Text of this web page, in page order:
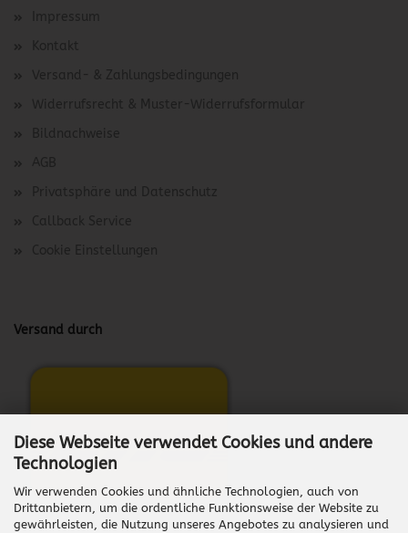
Diese Webseite verwendet Cookies und andere
Technologien
Wir verwenden Cookies und ähnliche Technologien, auch von
Drittanbietern, um die ordentliche Funktionsweise der Website zu
gewährleisten, die Nutzung unseres Angebotes zu analysieren und
Impressum
Kontakt
Versand- & Zahlungsbedingungen
Widerrufsrecht & Muster-Widerrufsformular
Bildnachweise
AGB
Privatsphäre und Datenschutz
Callback Service
Cookie Einstellungen
Versand durch